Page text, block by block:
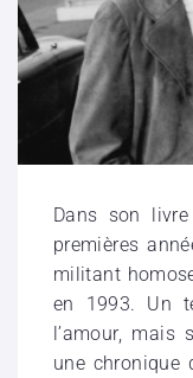
Dans son
premières
militant
en 1993. Un
l’amour, mais
une chronique